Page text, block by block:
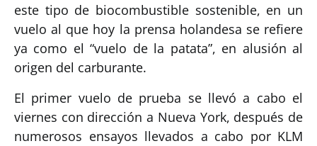
este tipo de biocombustible sostenible, en un
vuelo al que hoy la prensa holandesa se refiere
ya como el “vuelo de la patata”, en alusión al
origen del carburante.
El primer vuelo de prueba se llevó a cabo el
viernes con dirección a Nueva York, después de
numerosos ensayos llevados a cabo por KLM